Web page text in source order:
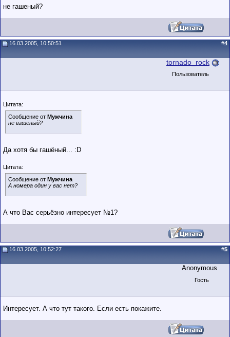
не гашеный?
16.03.2005, 10:50:51 #4
tornado_rock
Пользователь
Цитата:
Сообщение от Мужчина
не гашеный?
Да хотя бы гашёный... :D
Цитата:
Сообщение от Мужчина
А номера один у вас нет?
А что Вас серьёзно интересует №1?
16.03.2005, 10:52:27 #5
Anonymous
Гость
Интересует. А что тут такого. Если есть покажите.